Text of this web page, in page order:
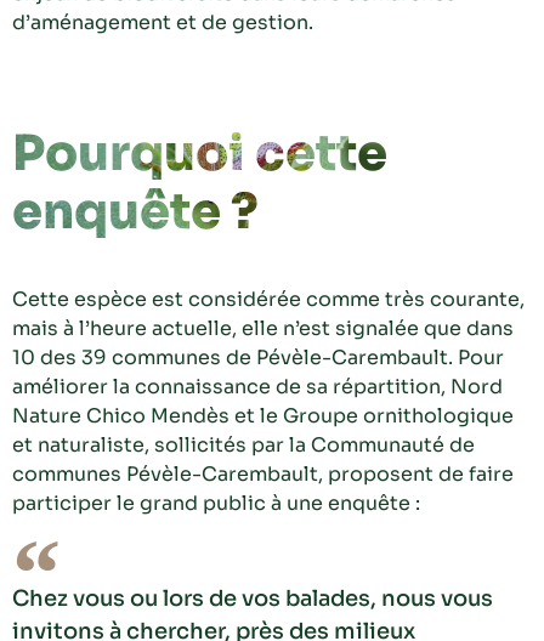
d’aménagement et de gestion.
Pourquoi cette
enquête ?
Cette espèce est considérée comme très courante,
mais à l’heure actuelle, elle n’est signalée que dans
10 des 39 communes de Pévèle-Carembault. Pour
améliorer la connaissance de sa répartition, Nord
Nature Chico Mendès et le Groupe ornithologique
et naturaliste, sollicités par la Communauté de
communes Pévèle-Carembault, proposent de faire
participer le grand public à une enquête :
Chez vous ou lors de vos balades, nous vous
invitons à chercher, près des milieux